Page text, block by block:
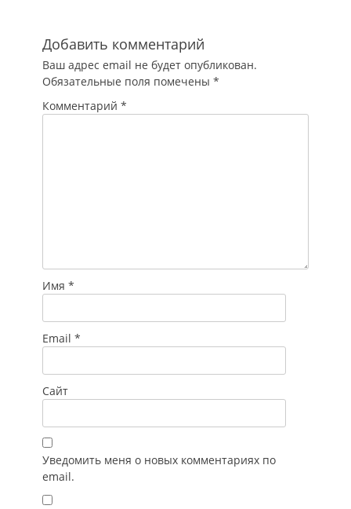
ведется за людьми,
не причастными к…
Добавить комментарий
Ваш адрес email не будет опубликован.
Обязательные поля помечены *
Комментарий *
Имя *
Email *
Сайт
Уведомить меня о новых комментариях по
email.